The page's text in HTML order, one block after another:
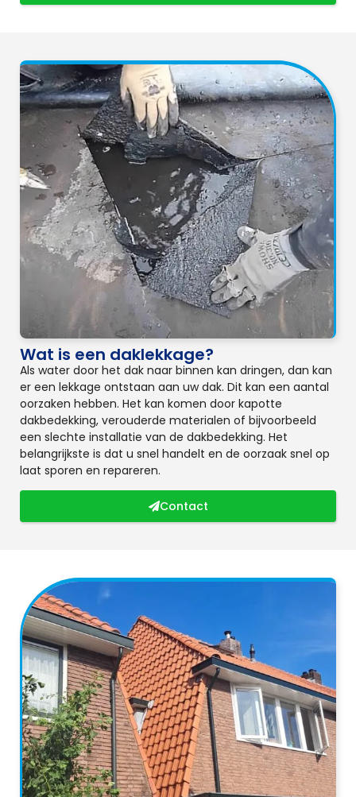
Wat is een daklekkage?
Als water door het dak naar binnen kan dringen, dan kan
er een lekkage ontstaan aan uw dak. Dit kan een aantal
oorzaken hebben. Het kan komen door kapotte
dakbedekking, verouderde materialen of bijvoorbeeld
een slechte installatie van de dakbedekking. Het
belangrijkste is dat u snel handelt en de oorzaak snel op
laat sporen en repareren.
Contact